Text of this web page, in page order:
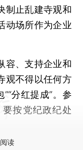
制止乱建寺观和
动场所作为企业
、支持企业和
观不得以任何方
”“分红提成”。参
按党纪政纪处
读